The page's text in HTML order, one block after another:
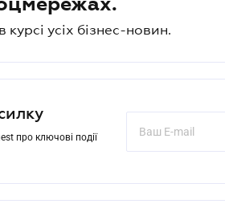
усіх бізнес-новин.
про ключові події